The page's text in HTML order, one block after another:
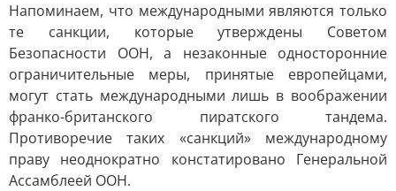
Напоминаем, что международными являются только
те санкции, которые утверждены Советом
Безопасности ООН, а незаконные односторонние
ограничительные меры, принятые европейцами,
могут стать международными лишь в воображении
франко-британского пиратского тандема.
Противоречие таких «санкций» международному
праву неоднократно констатировано Генеральной
Ассамблеей ООН.